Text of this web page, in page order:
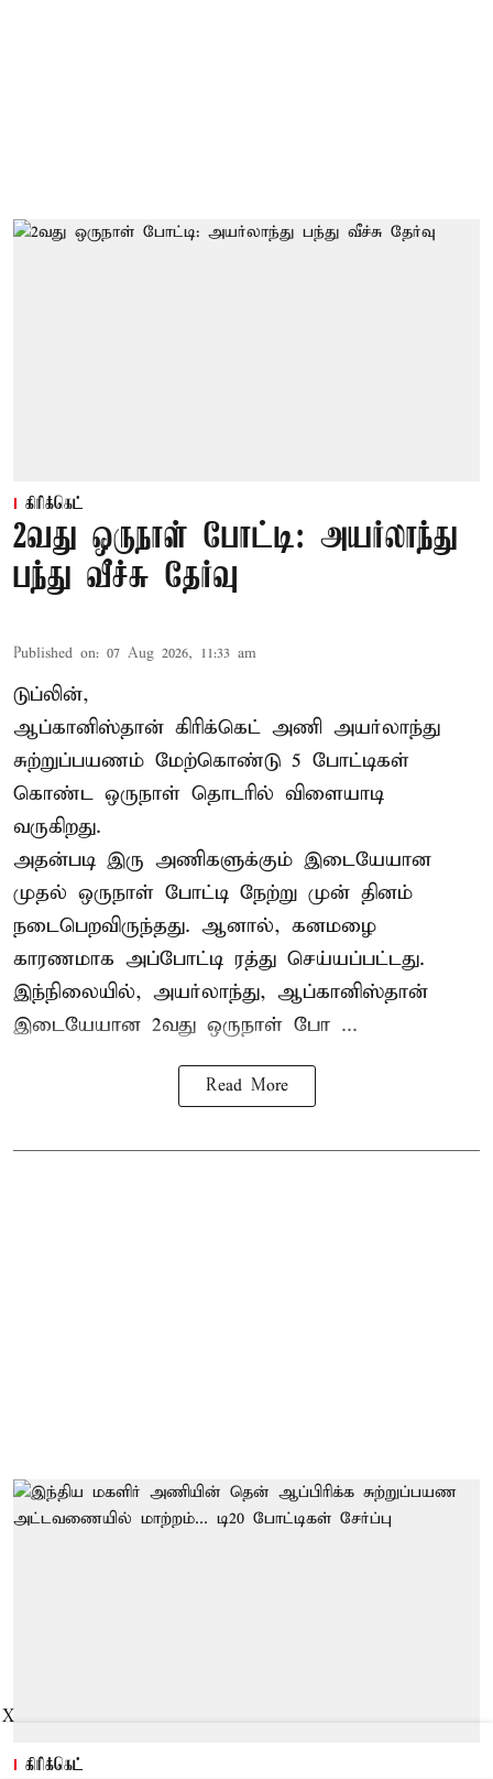
கிரிக்கெட்
2வது ஒருநாள் போட்டி: அயர்லாந்து
பந்து வீச்சு தேர்வு
Published on: 07 Aug 2026, 11:33 am
டுப்லின்,
ஆப்கானிஸ்தான் கிரிக்கெட் அணி அயர்லாந்து
சுற்றுப்பயணம் மேற்கொண்டு 5 போட்டிகள்
கொண்ட ஒருநாள் தொடரில் விளையாடி
வருகிறது.
அதன்படி இரு அணிகளுக்கும் இடையேயான
முதல் ஒருநாள் போட்டி நேற்று முன் தினம்
நடைபெறவிருந்தது. ஆனால், கனமழை
காரணமாக அப்போட்டி ரத்து செய்யப்பட்டது.
இந்நிலையில், அயர்லாந்து, ஆப்கானிஸ்தான்
இடையேயான 2வது ஒருநாள் போ ...
Read More
கிரிக்கெட்
X